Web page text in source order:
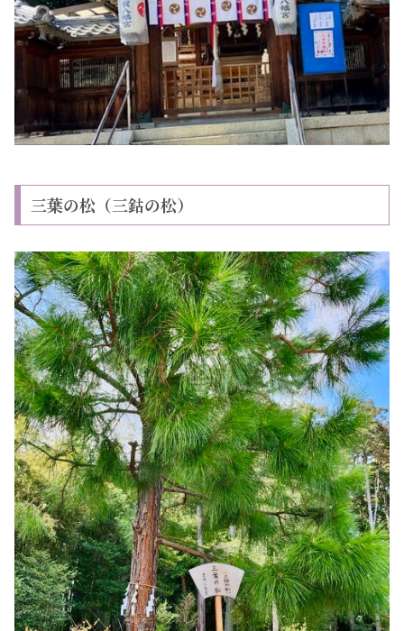
三葉の松（三鈷の松）